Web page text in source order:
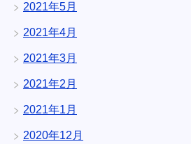
2021年5月
2021年4月
2021年3月
2021年2月
2021年1月
2020年12月